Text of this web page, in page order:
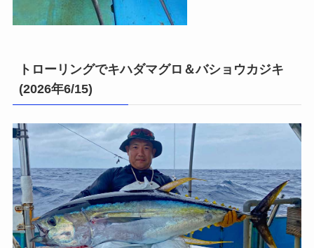
トローリングでキハダマグロ＆バショウカジキ
(2026年6/15)